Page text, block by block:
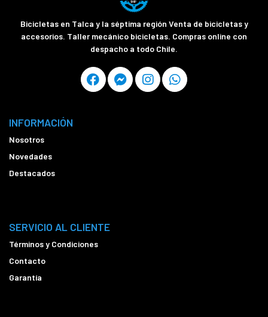
Bicicletas en Talca y la séptima región Venta de bicicletas y
accesorios. Taller mecánico bicicletas. Compras online con
despacho a todo Chile.
INFORMACIÓN
Nosotros
Novedades
Destacados
SERVICIO AL CLIENTE
Términos y Condiciones
Contacto
Garantía